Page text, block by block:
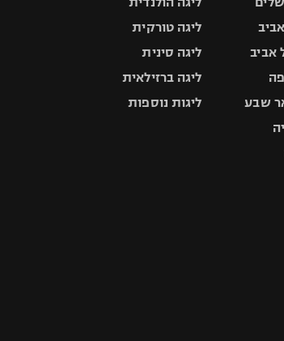
אביב
שבע
ליגה טורקית
ליגה סינית
ליגה ברזילאית
ליגות נוספות